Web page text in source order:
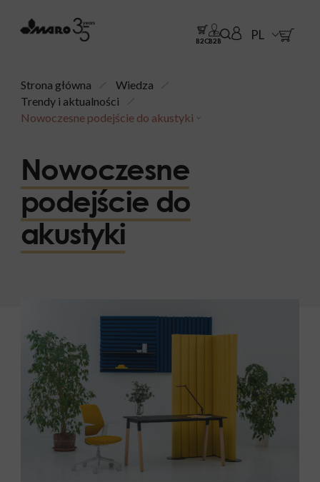
B2CB2B PL
Strona główna
Wiedza
Trendy i aktualności
Nowoczesne podejście do akustyki
Nowoczesne
podejście do
akustyki